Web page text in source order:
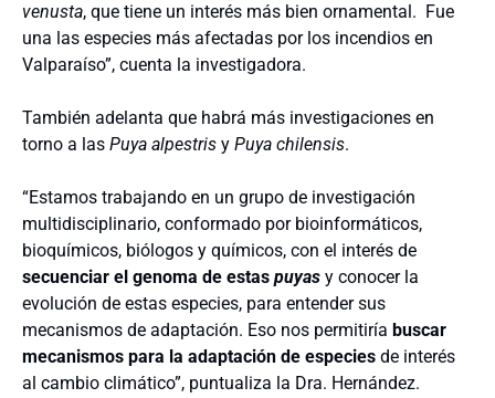
venusta, que tiene un interés más bien ornamental. Fue
una las especies más afectadas por los incendios en
Valparaíso”, cuenta la investigadora.
También adelanta que habrá más investigaciones en
torno a las Puya alpestris y Puya chilensis.
“Estamos trabajando en un grupo de investigación
multidisciplinario, conformado por bioinformáticos,
bioquímicos, biólogos y químicos, con el interés de
secuenciar el genoma de estas puyas y conocer la
evolución de estas especies, para entender sus
mecanismos de adaptación. Eso nos permitiría buscar
mecanismos para la adaptación de especies de interés
al cambio climático”, puntualiza la Dra. Hernández.